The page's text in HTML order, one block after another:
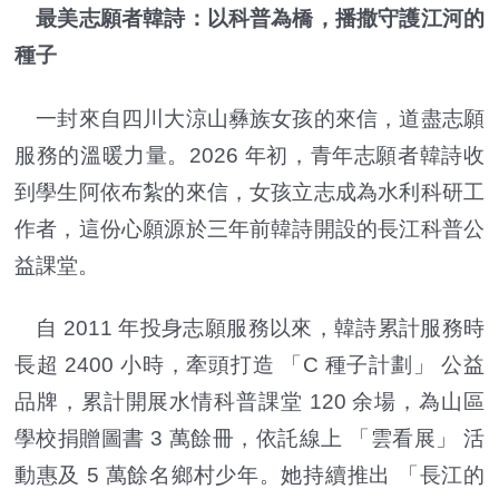
最美志願者韓詩：以科普為橋，播撒守護江河的
種子
一封來自四川大涼山彝族女孩的來信，道盡志願
服務的溫暖力量。2026 年初，青年志願者韓詩收
到學生阿依布紮的來信，女孩立志成為水利科研工
作者，這份心願源於三年前韓詩開設的長江科普公
益課堂。
自 2011 年投身志願服務以來，韓詩累計服務時
長超 2400 小時，牽頭打造 「C 種子計劃」 公益
品牌，累計開展水情科普課堂 120 余場，為山區
學校捐贈圖書 3 萬餘冊，依託線上 「雲看展」 活
動惠及 5 萬餘名鄉村少年。她持續推出 「長江的